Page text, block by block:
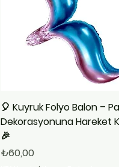
🎈 Kuyruk Folyo Balon –
Dekorasyonuna Hareket
🎉
Fiyat
₺60,00